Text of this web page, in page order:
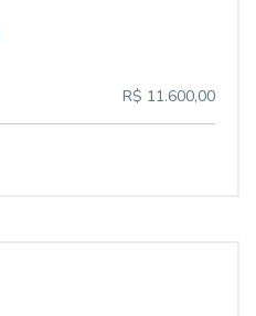
R$ 11.600,00